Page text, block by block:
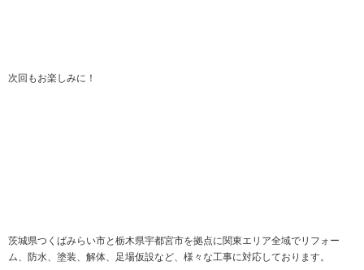
次回もお楽しみに！
茨城県つくばみらい市と栃木県宇都宮市を拠点に関東エリア全域でリフォー
ム、防水、塗装、解体、足場仮設など、様々な工事に対応しております。